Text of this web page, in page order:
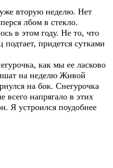
вторую неделю. Нет
лбом в стекло.
в этом году. Не то, что
придется сутками
как мы ее ласково
на неделю Живой
на бок. Снегурочка
напрягало в этих
Я устроился поудобнее